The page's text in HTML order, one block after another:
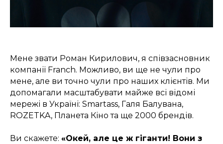
Мене звати Роман Кирилович, я співзасновник
компанії Franch. Можливо, ви ще не чули про
мене, але ви точно чули про наших клієнтів. Ми
допомагали масштабувати майже всі відомі
мережі в Україні: Smartass, Галя Балувана,
ROZETKA, Планета Кіно та ще 2000 брендів.
Ви скажете: «Окей, але це ж гіганти! Вони з